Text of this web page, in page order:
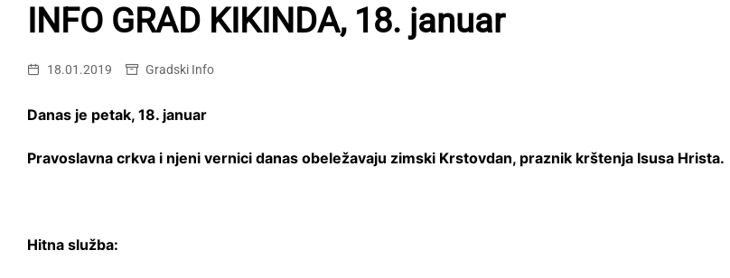
INFO GRAD KIKINDA, 18. januar
18.01.2019 Gradski Info
Danas je petak, 18. januar
Pravoslavna crkva i njeni vernici danas obeležavaju zimski Krstovdan, praznik krštenja Isusa Hrista.
Hitna služba: